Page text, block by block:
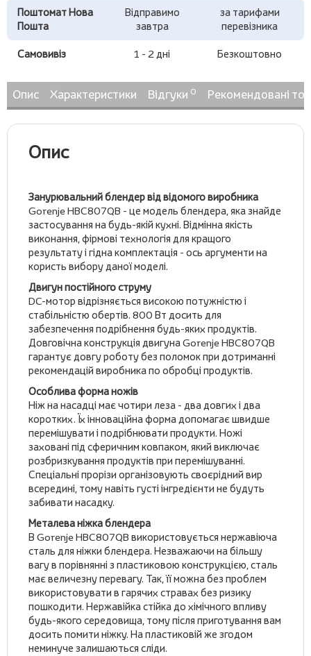
Поштомат Нова
Пошта
Відправимо
завтра
за тарифами
перевізника
Самовивіз 1 - 2 дні Безкоштовно
Опис Характеристики Відгуки 0 Рекомендовані
Опис
Занурювальний блендер від відомого виробника
Gorenje HBC807QB - це модель блендера, яка знайде
застосування на будь-якій кухні. Відмінна якість
виконання, фірмові технологія для кращого
результату і гідна комплектація - ось аргументи на
користь вибору даної моделі.
Двигун постійного струму
DC-мотор відрізняється високою потужністю і
стабільністю обертів. 800 Вт досить для
забезпечення подрібнення будь-яких продуктів.
Довговічна конструкція двигуна Gorenje HBC807QB
гарантує довгу роботу без поломок при дотриманні
рекомендацій виробника по обробці продуктів.
Особлива форма ножів
Ніж на насадці має чотири леза - два довгих і два
коротких. Їх інноваційна форма допомагає швидше
перемішувати і подрібнювати продукти. Ножі
заховані під сферичним ковпаком, який виключає
розбризкування продуктів при перемішуванні.
Спеціальні прорізи організовують своєрідний вир
всередині, тому навіть густі інгредієнти не будуть
забивати насадку.
Металева ніжка блендера
В Gorenje HBC807QB використовується нержавіюча
сталь для ніжки блендера. Незважаючи на більшу
вагу в порівнянні з пластиковою конструкцією, сталь
має величезну перевагу. Так, її можна без проблем
використовувати в гарячих стравах без ризику
пошкодити. Нержавійка стійка до хімічного впливу
будь-якого середовища, тому після приготування вам
досить помити ніжку. На пластиковій же згодом
неминуче залишаються сліди.